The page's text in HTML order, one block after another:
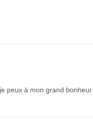
à mon grand bonheur